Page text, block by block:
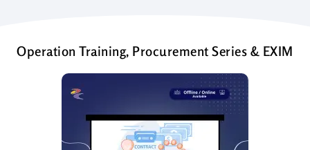
Operation Training, Procurement Series & EXIM